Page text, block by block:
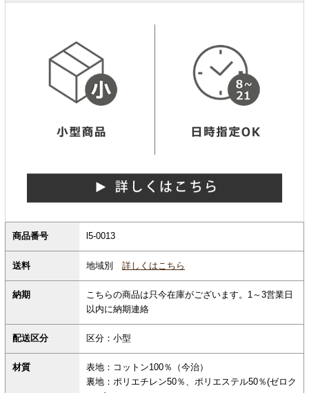
商品番号 l5-0013
送料 地域別 詳しくはこちら
納期
こちらの商品は只今在庫がございます。1～3営業日
以内に納期連絡
配送区分 区分：小型
材質
表地：コットン100％（今治）
裏地：ポリエチレン50％、ポリエステル50％(ゼロク